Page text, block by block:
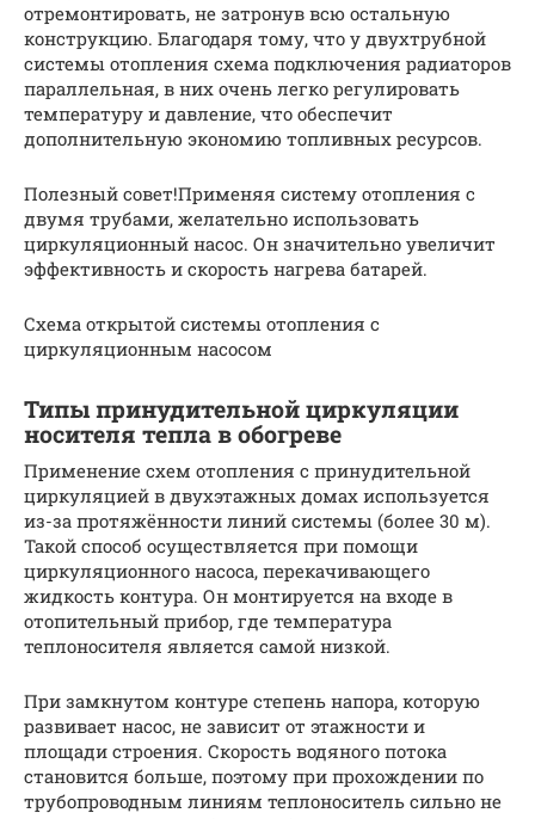
отремонтировать, не затронув всю остальную
конструкцию. Благодаря тому, что у двухтрубной
системы отопления схема подключения радиаторов
параллельная, в них очень легко регулировать
температуру и давление, что обеспечит
дополнительную экономию топливных ресурсов.
Полезный совет!Применяя систему отопления с
двумя трубами, желательно использовать
циркуляционный насос. Он значительно увеличит
эффективность и скорость нагрева батарей.
Схема открытой системы отопления с
циркуляционным насосом
Типы принудительной циркуляции
носителя тепла в обогреве
Применение схем отопления с принудительной
циркуляцией в двухэтажных домах используется
из-за протяжённости линий системы (более 30 м).
Такой способ осуществляется при помощи
циркуляционного насоса, перекачивающего
жидкость контура. Он монтируется на входе в
отопительный прибор, где температура
теплоносителя является самой низкой.
При замкнутом контуре степень напора, которую
развивает насос, не зависит от этажности и
площади строения. Скорость водяного потока
становится больше, поэтому при прохождении по
трубопроводным линиям теплоноситель сильно не